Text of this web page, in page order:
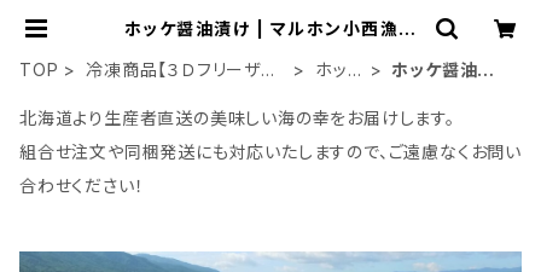
ホッケ醤油漬け | マルホン小西漁業
TOP
冷凍商品【３Ｄフリーザ
ホッ
ホッケ醤油漬
北海道より生産者直送の美味しい海の幸をお届けします。
組合せ注文や同梱発送にも対応いたしますので、ご遠慮なくお問い
合わせください！